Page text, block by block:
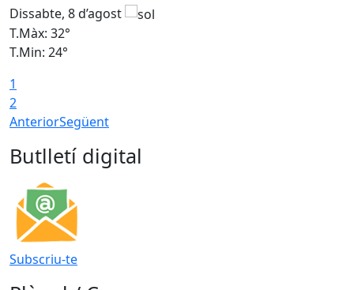
Dissabte, 8 d’agost
T.Màx: 32°
T.Min: 24°
1
2
AnteriorSegüent
Butlletí digital
Subscriu-te